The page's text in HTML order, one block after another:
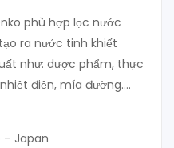
phù hợp lọc nước
ra nước tinh khiết
như: dược phẩm, thực
điện, mía đường….
– Japan